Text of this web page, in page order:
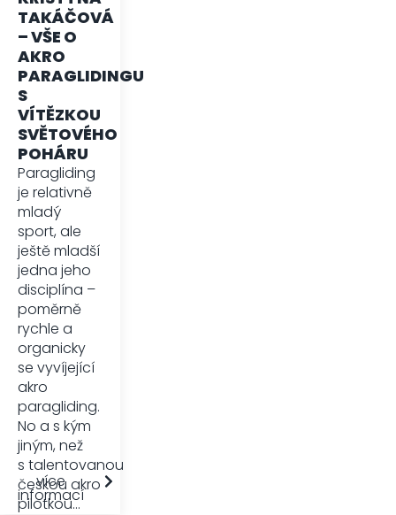
TAKÁČOVÁ
– VŠE O
AKRO
PARAGLIDINGU
S
VÍTĚZKOU
SVĚTOVÉHO
POHÁRU
Paragliding
je relativně
mladý
sport, ale
ještě mladší
jedna jeho
disciplína –
poměrně
rychle a
organicky
se vyvíjející
akro
paragliding.
No a s kým
jiným, než
s talentovanou
českou akro
pilotkou...
více
informací